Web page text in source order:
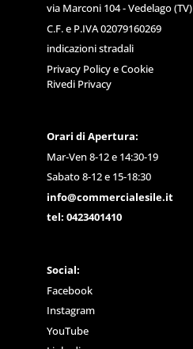
via Marconi 104 - Vedelago (TV)
C.F. e P.IVA 02079160269
indicazioni stradali
Privacy PolicyeCookie
Rivedi Privacy
Orari di Apertura:
Mar-Ven 8-12 e 14:30-19
Sabato 8-12 e 15-18:30
info@commercialesile.it
tel: 0423401410
Social:
Facebook
Instagram
YouTube